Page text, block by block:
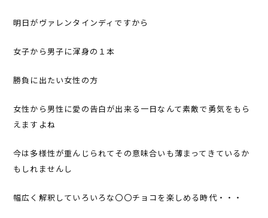
明日がヴァレンタインディですから
女子から男子に渾身の１本
勝負に出たい女性の方
女性から男性に愛の告白が出来る一日なんて素敵で勇気をもら
えますよね
今は多様性が重んじられてその意味合いも薄まってきているか
もしれませんし
幅広く解釈していろいろな〇〇チョコを楽しめる時代・・・